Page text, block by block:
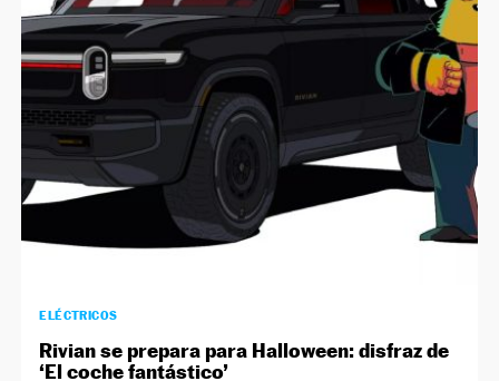
NEWSLETTER
ELÉCTRICOS
Rivian se prepara para Halloween: disfraz de
‘El coche fantástico’